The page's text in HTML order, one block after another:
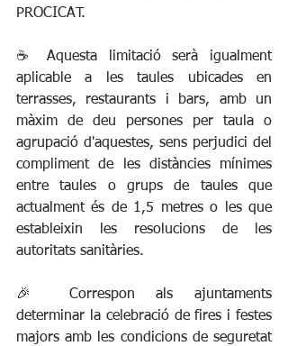
PROCICAT.
☕ Aquesta limitació serà igualment
aplicable a les taules ubicades en
terrasses, restaurants i bars, amb un
màxim de deu persones per taula o
agrupació d'aquestes, sens perjudici del
compliment de les distàncies mínimes
entre taules o grups de taules que
actualment és de 1,5 metres o les que
estableixin les resolucions de les
autoritats sanitàries.
🎉 Correspon als ajuntaments
determinar la celebració de fires i festes
majors amb les condicions de seguretat